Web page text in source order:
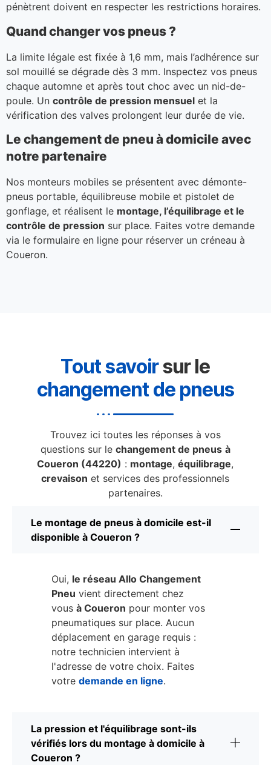
pénètrent doivent en respecter les restrictions horaires.
Quand changer vos pneus ?
La limite légale est fixée à 1,6 mm, mais l’adhérence sur
sol mouillé se dégrade dès 3 mm. Inspectez vos pneus
chaque automne et après tout choc avec un nid-de-
poule. Un contrôle de pression mensuel et la
vérification des valves prolongent leur durée de vie.
Le changement de pneu à domicile avec
notre partenaire
Nos monteurs mobiles se présentent avec démonte-
pneus portable, équilibreuse mobile et pistolet de
gonflage, et réalisent le montage, l’équilibrage et le
contrôle de pression sur place. Faites votre demande
via le formulaire en ligne pour réserver un créneau à
Coueron.
Tout savoirsur le
changement de pneus
Trouvez ici toutes les réponses à vos
questions sur le changement de pneus à
Coueron (44220) : montage,équilibrage,
crevaison et services des professionnels
partenaires.
Le montage de pneus à domicile est-il
disponible à Coueron ?
Oui, le réseau Allo Changement
Pneu vient directement chez
vous à Coueron pour monter vos
pneumatiques sur place. Aucun
déplacement en garage requis :
notre technicien intervient à
l'adresse de votre choix. Faites
votre demande en ligne.
La pression et l'équilibrage sont-ils
vérifiés lors du montage à domicile à
Coueron ?